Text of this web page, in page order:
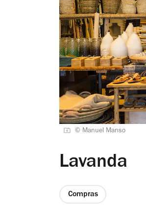
© Manuel Manso
Lavanda
Compras